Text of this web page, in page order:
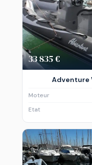
33 835 €
Adventure
Moteur
Etat